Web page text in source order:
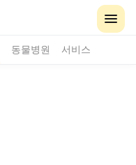
동물병원 서비스